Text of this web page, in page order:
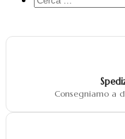
Consegniamo a